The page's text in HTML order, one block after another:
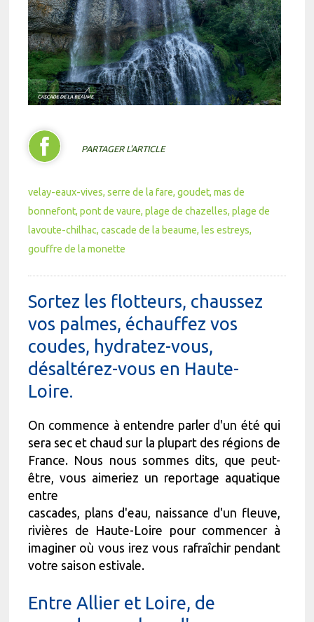
PARTAGER L'ARTICLE
velay-eaux-vives serre de la fare goudet mas de
bonnefont pont de vaure plage de chazelles plage de
lavoute-chilhac cascade de la beaume les estreys
gouffre de la monette
Sortez les flotteurs, chaussez
vos palmes, échauffez vos
coudes, hydratez-vous,
désaltérez-vous en Haute-
Loire.
On commence à entendre parler d'un été qui
sera sec et chaud sur la plupart des régions de
France. Nous nous sommes dits, que peut-
être, vous aimeriez un reportage aquatique
entre
cascades, plans d'eau, naissance d'un fleuve,
rivières de Haute-Loire pour commencer à
imaginer où vous irez vous rafraîchir pendant
votre saison estivale.
Entre Allier et Loire, de